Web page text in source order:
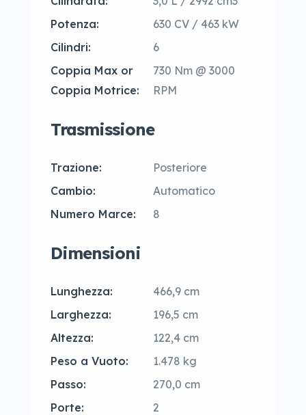
Potenza:
630 CV / 463 kW
Cilindri:
6
Coppia Max or
Coppia Motrice:
730 Nm @ 3000
RPM
Trasmissione
Trazione:
Posteriore
Cambio:
Automatico
Numero Marce:
8
Dimensioni
Lunghezza:
466,9 cm
Larghezza:
196,5 cm
Altezza:
122,4 cm
Peso a Vuoto:
1.478 kg
Passo:
270,0 cm
Porte:
2